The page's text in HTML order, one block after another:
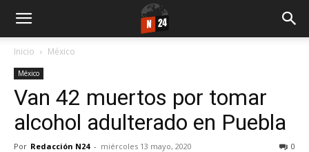
Inicio México
México
Van 42 muertos por tomar
alcohol adulterado en Puebla
Por Redacción N24 - miércoles 13 mayo, 2020 0